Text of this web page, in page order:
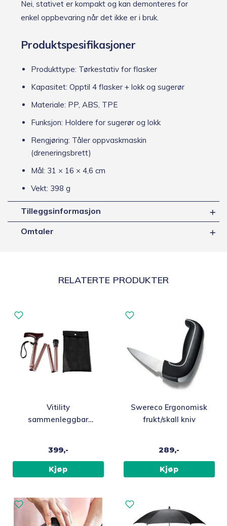
Nei, stativet er kompakt og kan demonteres for
enkel oppbevaring når det ikke er i bruk.
Produktspesifikasjoner
Produkttype: Tørkestativ for flasker
Kapasitet: Opptil 4 flasker + lokk og sugerør
Materiale: PP, ABS, TPE
Funksjon: Holdere for sugerør og lokk
Rengjøring: Tåler oppvaskmaskin
(dreneringsbrett)
Mål: 31 × 16 × 4,6 cm
Vekt: 398 g
Tilleggsinformasjon
Omtaler
RELATERTE PRODUKTER
Vitility
sammenleggbar
399,-
Kjøp
Swereco Ergonomisk
frukt/skall kniv
289,-
Kjøp